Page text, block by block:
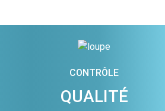
CONTRÔLE
QUALITÉ